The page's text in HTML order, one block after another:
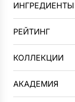
ИНГРЕДИЕНТЫ
РЕЙТИНГ
КОЛЛЕКЦИИ
АКАДЕМИЯ